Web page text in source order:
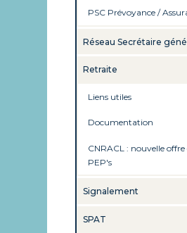
PSC Prévoyance /
Réseau Secrétaire
Retraite
Liens utiles
Documentation
CNRACL : nouvelle offre
PEP's
Signalement
SPAT